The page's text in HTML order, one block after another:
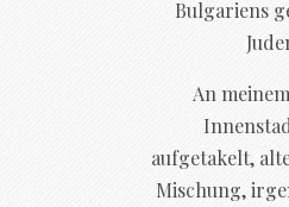
Bulgariens
An
aufgetakelt,
Mischung,